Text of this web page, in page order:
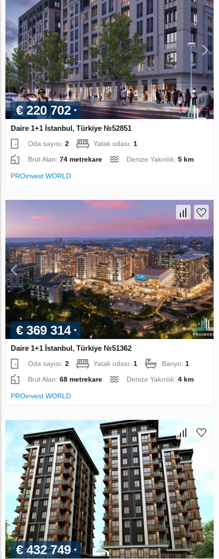
€ 220 702
Daire 1+1 İstanbul, Türkiye №52851
Oda sayısı:2 Yatak odası: 1
Brüt Alan:74 metrekare Denize Yakınlık:5 km
PROinvest WORLD
€ 369 314
Daire 1+1 İstanbul, Türkiye №51362
Oda sayısı:2 Yatak odası: 1 Banyo: 1
Brüt Alan:68 metrekare Denize Yakınlık:4 km
PROinvest WORLD
€ 432 749